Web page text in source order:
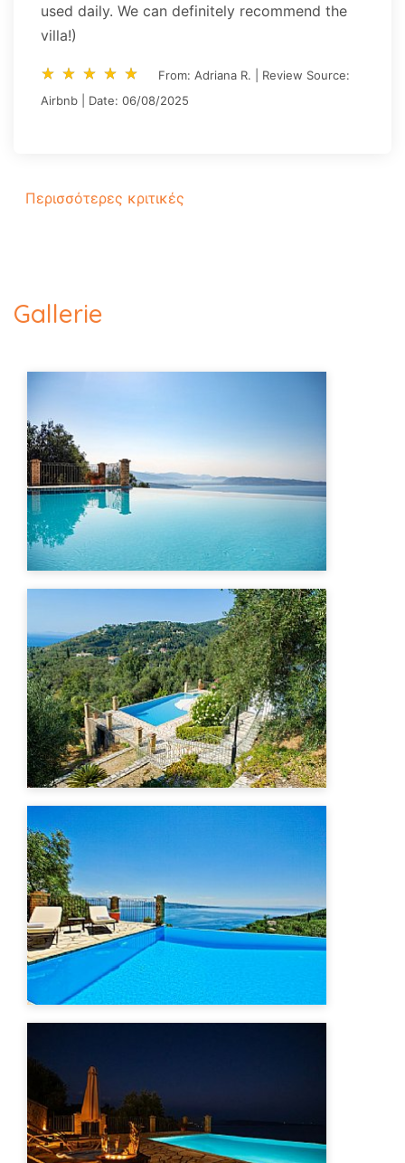
used daily. We can definitely recommend the
villa!)
star_rate star_rate star_rate star_rate star_rate
star_rate star_rate star_rate star_rate star_rate
From: Adriana R. | Review Source:
Airbnb | Date: 06/08/2025
Περισσότερες κριτικές
Gallerie